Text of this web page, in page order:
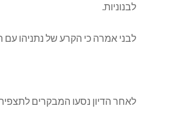
לבנוניות.
לבני אמרה כי הקרע של נתניהו
לאחר הדיון נסעו המבקרים